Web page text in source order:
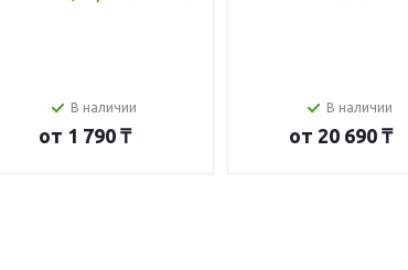
В наличии
от 1 790 ₸
В наличии
от 20 690 ₸